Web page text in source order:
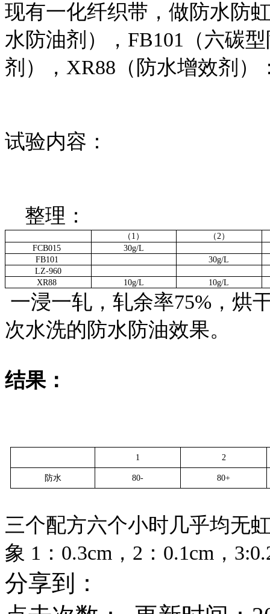
现有一化纤织带，做防水防
水防油剂），FB101（六碳
剂），XR88（防水增效剂）
试验内容：
整理：
（1）
（2）
FCB015
30g/L
FB101
30g/L
LZ-960
XR88
10g/L 10g/L
一浸一轧，轧余率75%，烘
次水洗的防水防油效果。
结果：
1 2
防水 80- 80+
三个配方六个小时几乎均无
象 1：0.3cm，2：0.1cm，
分享到：